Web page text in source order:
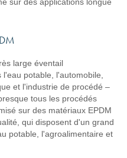
large éventail
potable, l'automobile,
et l'industrie de procédé –
tous les procédés
sur des matériaux EPDM
qui disposent d'un grand
potable, l'agroalimentaire et